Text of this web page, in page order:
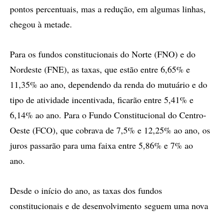
pontos percentuais, mas a redução, em algumas linhas,
chegou à metade.
Para os fundos constitucionais do Norte (FNO) e do
Nordeste (FNE), as taxas, que estão entre 6,65% e
11,35% ao ano, dependendo da renda do mutuário e do
tipo de atividade incentivada, ficarão entre 5,41% e
6,14% ao ano. Para o Fundo Constitucional do Centro-
Oeste (FCO), que cobrava de 7,5% e 12,25% ao ano, os
juros passarão para uma faixa entre 5,86% e 7% ao
ano.
Desde o início do ano, as taxas dos fundos
constitucionais e de desenvolvimento seguem uma nova